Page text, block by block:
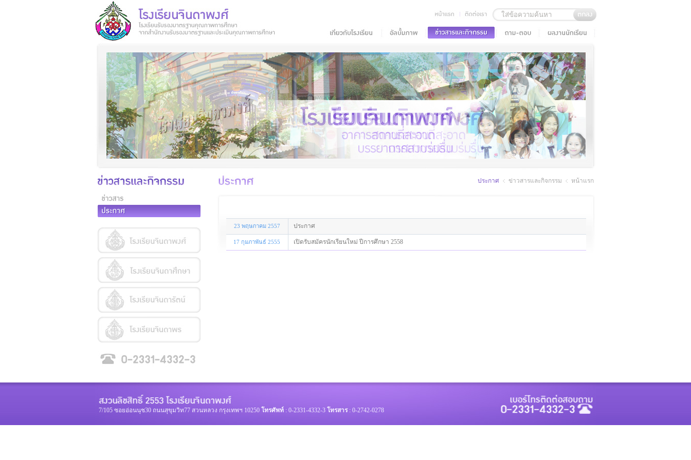
ประกาศ ข่าวสารและกิจกรรม หน้าแรก
23 พฤษภาคม 2557 ประกาศ
17 กุมภาพันธ์ 2555 เปิดรับสมัครนักเรียนใหม่ ปีการศึกษา 2558
7/105 ซอยอ่อนนุช30 ถนนสุขุมวิท77 สวนหลวง กรุงเทพฯ 10250 โทรศัพท์ : 0-2331-4332-3 โทรสาร: 0-2742-0278